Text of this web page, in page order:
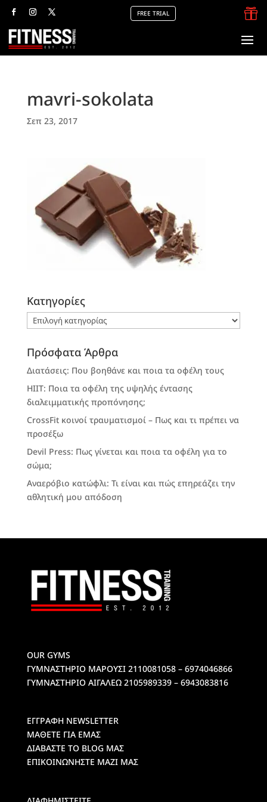
FREE TRIAL 
mavri-sokolata
Σεπ 23, 2017
Kατηγορίες
Kατηγορίες
Πρόσφατα Άρθρα
Διατάσεις: Που βοηθάνε και ποια τα οφέλη τους
HIIT: Ποια τα οφέλη της υψηλής έντασης
διαλειμματικής προπόνησης;
CrossFit κοινοί τραυματισμοί – Πως και τι πρέπει να
προσέξω
Devil Press: Πως γίνεται και ποια τα οφέλη για το
σώμα;
Αναερόβιο κατώφλι: Τι είναι και πώς επηρεάζει την
αθλητική μου απόδοση
OUR GYMS
ΓΥΜΝΑΣΤΗΡΙΟ ΜΑΡΟΥΣΙ2110081058 – 6974046866
ΓΥΜΝΑΣΤΗΡΙΟ ΑΙΓΑΛΕΩ2105989339 – 6943083816
ΕΓΓΡΑΦΗ NEWSLETTER
ΜΑΘΕΤΕ ΓΙΑ ΕΜΑΣ
ΔΙΑΒΑΣΤΕ ΤΟ BLOG ΜΑΣ
ΕΠΙΚΟΙΝΩΝΗΣΤΕ ΜΑΖΙ ΜΑΣ